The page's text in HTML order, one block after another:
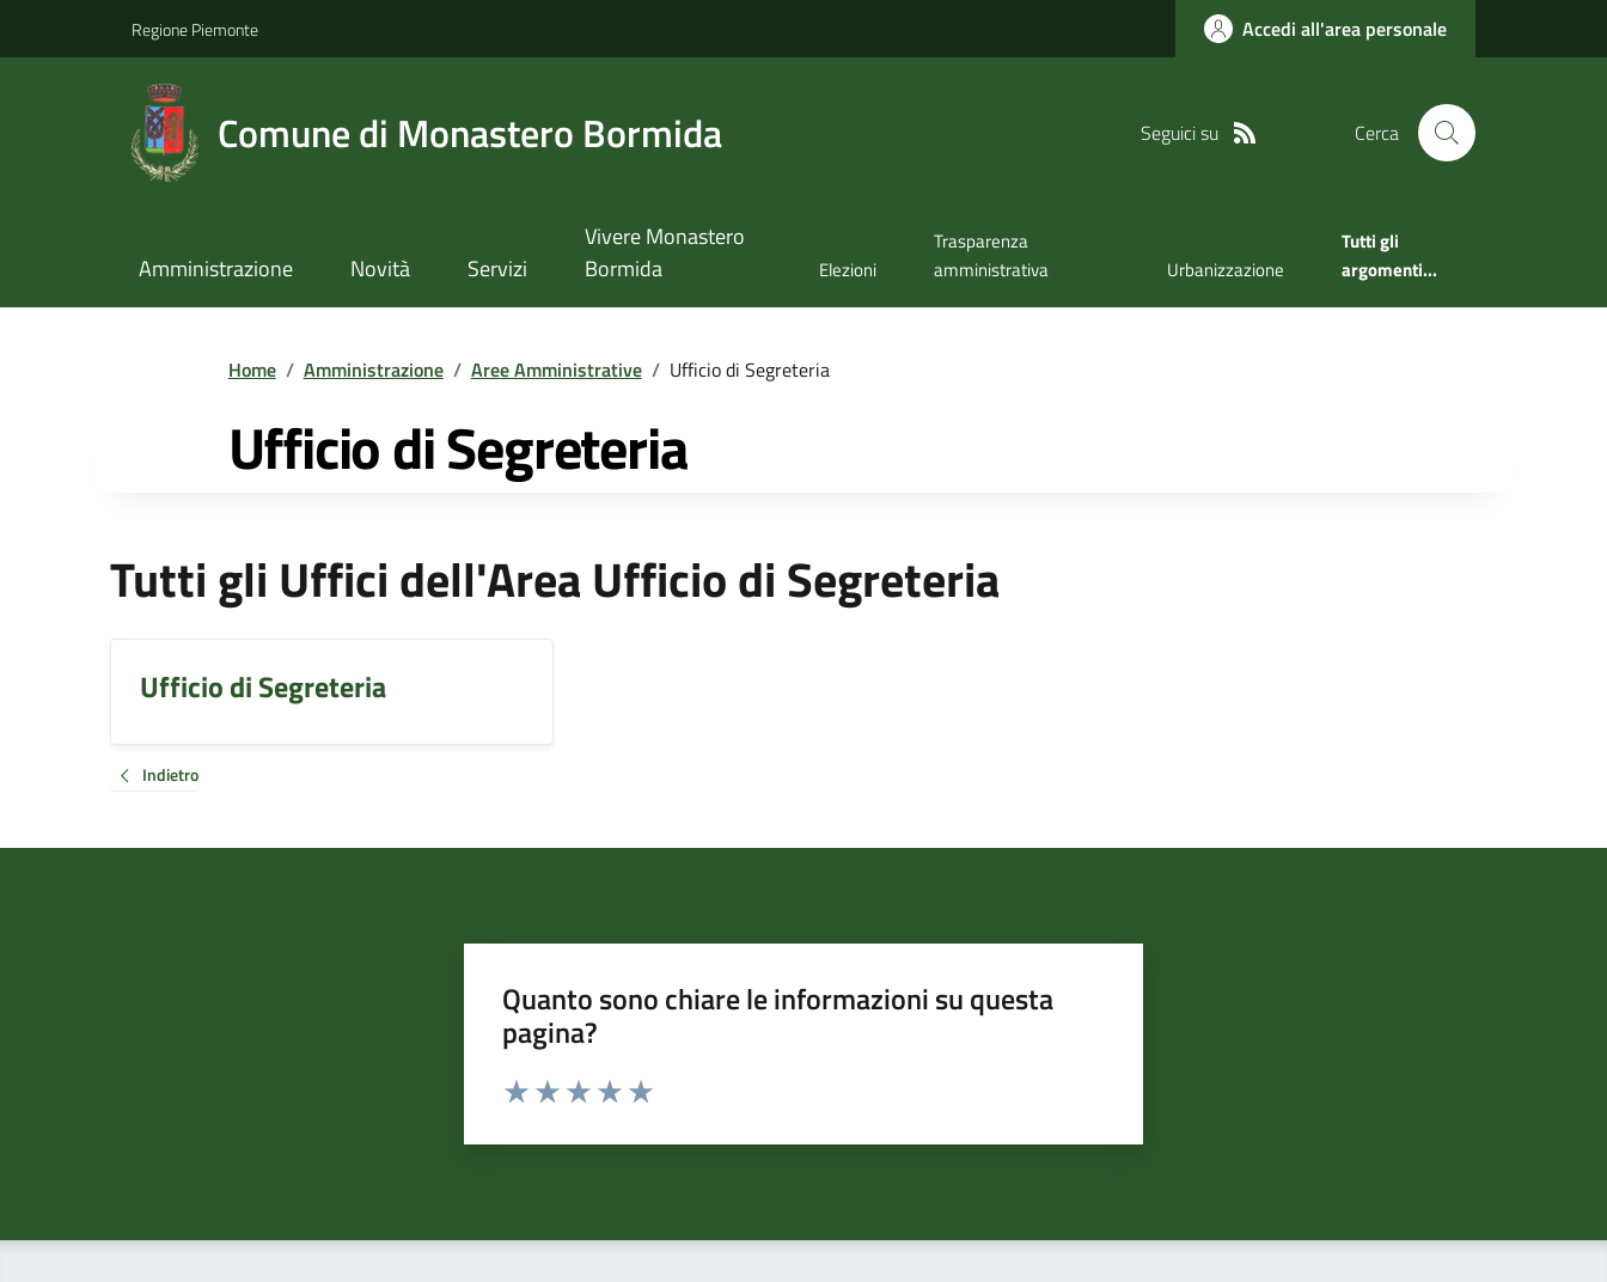
Regione Piemonte Accedi all'area personale
Comune di Monastero Bormida Seguici su Cerca
Amministrazione Novità Servizi
Vivere Monastero
Bormida
Elezioni
Trasparenza
amministrativa
Urbanizzazione
Tutti gli
argomenti...
Home / Amministrazione / Aree Amministrative / Ufficio di Segreteria
Ufficio di Segreteria
Tutti gli Uffici dell'Area Ufficio di Segreteria
Ufficio di Segreteria
Indietro
Quanto sono chiare le informazioni su questa
pagina?
Valuta da 1 a 5 stelle la pagina